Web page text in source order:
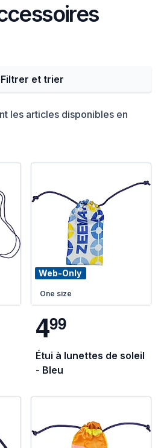
les articles disponibles en
Filtrer et trier
Web-Only
One size
499
Étui à lunettes de soleil
- Bleu